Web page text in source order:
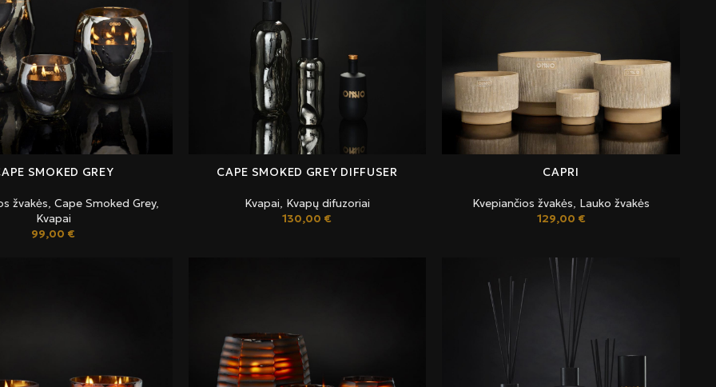
SMOKED GREY
žvakės,Cape Smoked Grey,
Kvapai
99,00 €
CAPE SMOKED GREY DIFFUSER
Kvapai, Kvapų difuzoriai
130,00 €
CAPRI
Kvepiančios žvakės, Lauko žvakės
129,00 €